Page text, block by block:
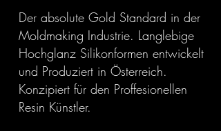
Der absolute Gold Standard in der
Moldmaking Industrie. Langlebige
Hochglanz Silikonformen entwickelt
und Produziert in Österreich.
Konzipiert für den Proffesionellen
Resin Künstler.